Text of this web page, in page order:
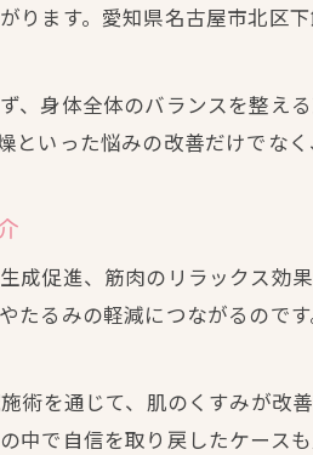
ります。愛知県名古屋市北区
、身体全体のバランスを整
いった悩みの改善だけでな
成促進、筋肉のリラックス効
たるみの軽減につながるので
術を通じて、肌のくすみが
中で自信を取り戻したケース